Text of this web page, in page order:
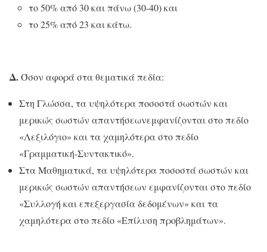
το 50% από 30 και πάνω (30-40) και
το 25% από 23 και κάτω.
Δ.Όσον αφορά στα θεματικά πεδία:
Στη Γλώσσα, τα υψηλότερα ποσοστά σωστών και
μερικώς σωστών απαντήσεωνεμφανίζονται στο πεδίο
«Λεξιλόγιο» και τα χαμηλότερα στο πεδίο
«Γραμματική-Συντακτικό».
Στα Μαθηματικά, τα υψηλότερα ποσοστά σωστών και
μερικώς σωστών απαντήσεων εμφανίζονται στο πεδίο
«Συλλογή και επεξεργασία δεδομένων» και τα
χαμηλότερα στο πεδίο «Επίλυση προβλημάτων».